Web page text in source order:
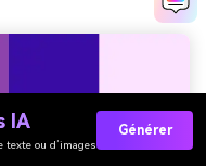
IA
texte ou d’images
Générer